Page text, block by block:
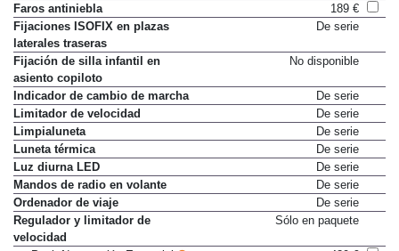
Faros antiniebla
189 €
Fijaciones ISOFIX en plazas
laterales traseras
De serie
Fijación de silla infantil en
asiento copiloto
No disponible
Indicador de cambio de marcha
De serie
Limitador de velocidad
De serie
Limpialuneta
De serie
Luneta térmica
De serie
Luz diurna LED
De serie
Mandos de radio en volante
De serie
Ordenador de viaje
De serie
Regulador y limitador de
velocidad
Sólo en paquete